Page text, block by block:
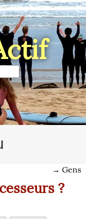
→ Gens
?